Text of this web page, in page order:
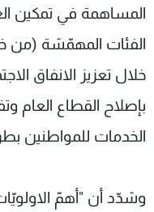
المساهمة في تمكين
الفئات المهمّشة (من
خلال تعزيز الانفاق
بإصلاح القطاع العام
الخدمات للمواطنين
وشدّد أن "أهمّ